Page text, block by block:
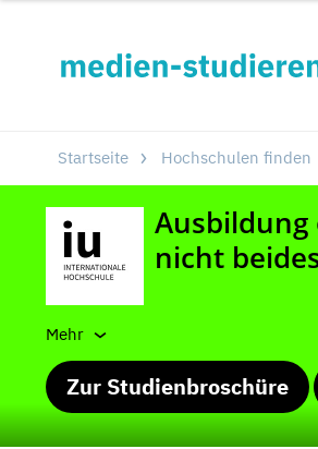
Startseite Hochschulen finden
Mehr
Zur Studienbroschüre